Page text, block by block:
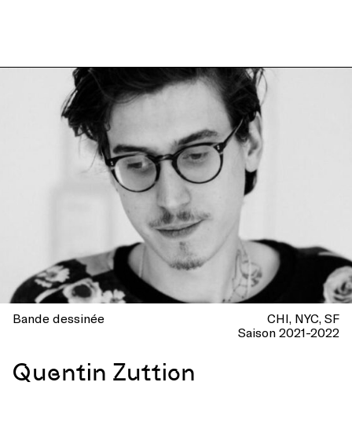
Bande dessinée CHI NYC SF
Saison 2021-2022
Quentin Zuttion